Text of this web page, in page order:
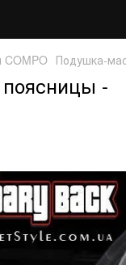
Подушка-
-